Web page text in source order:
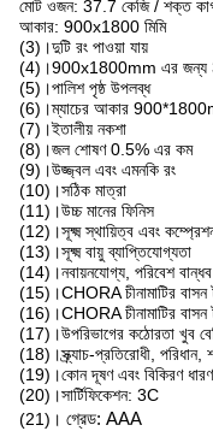
মোট ওজন: 37.7 কেজি / শক্ত
আকার: 900x1800 মিমি
(3)।দুটি রং পাওয়া যায়
(4)।900x1800mm এর জন্য 3টি
(5)।পালিশ পৃষ্ঠ উপলব্ধ
(6)।ম্যাচের আকার
(7)।ইতালীয় নকশা
(8)।জল শোষণ 0.5% এর কম
(9)।উজ্জ্বল এবং এমনকি রং
(10)।সঠিক মাত্রা
(11)।উচ্চ মানের ফিনিস
(12)।সূক্ষ্ম স্থায়িত্ব এবং
(13)।সূক্ষ্ম বায়ু ব্যাপ্তিযোগ্যতা
(14)।নবায়নযোগ্য, পরিবেশ বান্ধব
(15)।CHORA চীনামাটির বাসন
(16)।CHORA চীনামাটির
(17)।উপরিভাগের কঠোরতা খুব
(18)।স্ক্র্যাচ-প্রতিরোধী, পরিধান,
(19)।কোন দূষণ এবং বিকিরণ ধারণ
(20)।সার্টিফিকেশন: 3C
(21)। গ্রেড: AAA